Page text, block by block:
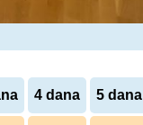
4 dana 5 dana